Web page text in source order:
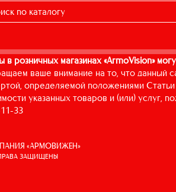
в розничных магазинах «ArmoVision»
ваше внимание на то, что данный
определяемой положениями
указанных товаров и (или)
33
«АРМОВИЖЕН»
ЗАЩИЩЕНЫ